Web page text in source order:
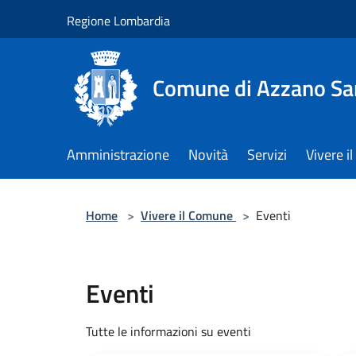
Regione Lombardia
Comune di Azzano
Amministrazione Novità Servizi Vivere
Home > Vivere il Comune > Eventi
Eventi
Tutte le informazioni su eventi